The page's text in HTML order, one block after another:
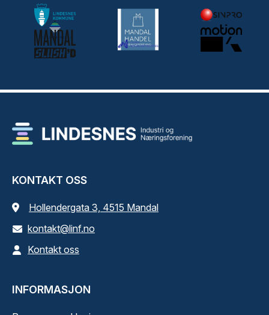
KONTAKT OSS
Hollendergata 3, 4515 Mandal
kontakt@linf.no
Kontakt oss
INFORMASJON